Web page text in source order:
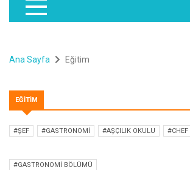
Ana Sayfa Eğitim
EĞITIM
#ŞEF #GASTRONOMI #AŞÇILIK OKULU #CHEF
#GASTRONOMI BÖLÜMÜ